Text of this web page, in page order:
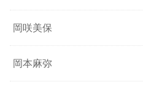
岡咲美保
岡本麻弥